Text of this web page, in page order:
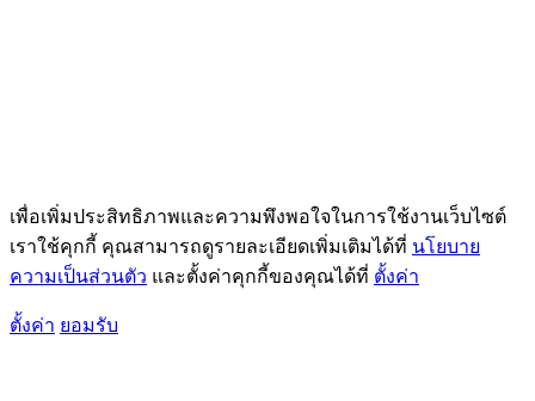
เพื่อเพิ่มประสิทธิภาพและความพึงพอใจในการใช้งานเว็บไซต์
เราใช้คุกกี้ คุณสามารถดูรายละเอียดเพิ่มเติมได้ที่ นโยบาย
ความเป็นส่วนตัว และตั้งค่าคุกกี้ของคุณได้ที่ ตั้งค่า
ตั้งค่า ยอมรับ